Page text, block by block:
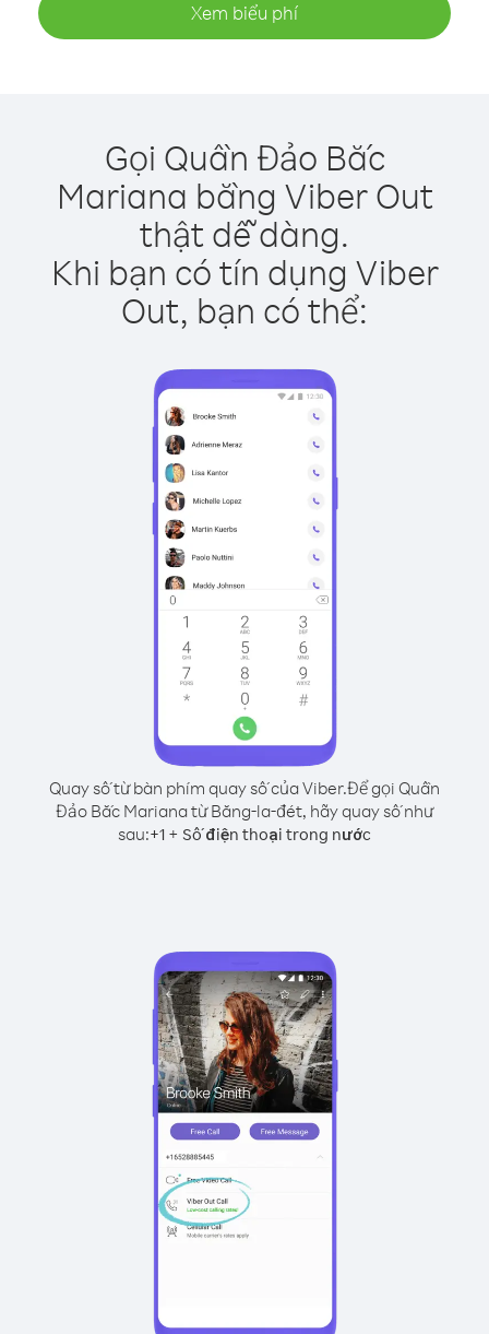
Xem biểu phí
Gọi Quần Đảo Bắc
Mariana bằng Viber Out
thật dễ dàng.
Khi bạn có tín dụng Viber
Out, bạn có thể:
Quay số từ bàn phím quay số của Viber.Để gọi Quần
Đảo Bắc Mariana từ Băng-la-đét, hãy quay số như
sau:+1 + Số điện thoại trong nước